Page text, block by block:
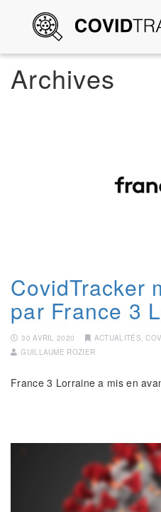
Archives
CovidTracker
par France 3
30 AVRIL 2020 ACTUALITÉS,
GUILLAUME ROZIER
France 3 Lorraine a mis en